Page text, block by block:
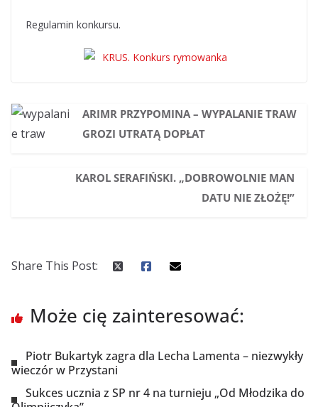
Regulamin konkursu.
ARIMR PRZYPOMINA – WYPALANIE TRAW
GROZI UTRATĄ DOPŁAT
KAROL SERAFIŃSKI. „DOBROWOLNIE MAN
DATU NIE ZŁOŻĘ!”
Share This Post:
Może cię zainteresować:
Piotr Bukartyk zagra dla Lecha Lamenta – niezwykły
wieczór w Przystani
Sukces ucznia z SP nr 4 na turnieju „Od Młodzika do